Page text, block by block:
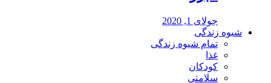
جولای 1, 2020
شیوه زندگی
تمام شیوه زندگی
غذا
کودکان
سلامتی